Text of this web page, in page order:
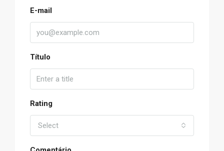
E-mail
Título
Rating
Select